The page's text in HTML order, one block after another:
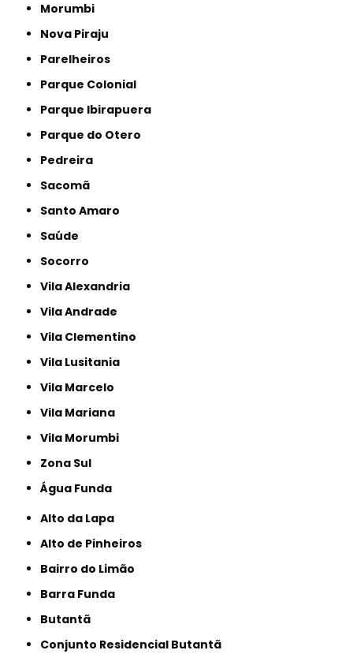
Morumbi
Nova Piraju
Parelheiros
Parque Colonial
Parque Ibirapuera
Parque do Otero
Pedreira
Sacomã
Santo Amaro
Saúde
Socorro
Vila Alexandria
Vila Andrade
Vila Clementino
Vila Lusitania
Vila Marcelo
Vila Mariana
Vila Morumbi
Zona Sul
Água Funda
Alto da Lapa
Alto de Pinheiros
Bairro do Limão
Barra Funda
Butantã
Conjunto Residencial Butantã